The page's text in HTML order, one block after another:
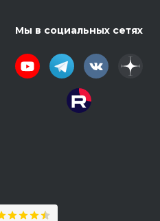
Мы в социальных сетях